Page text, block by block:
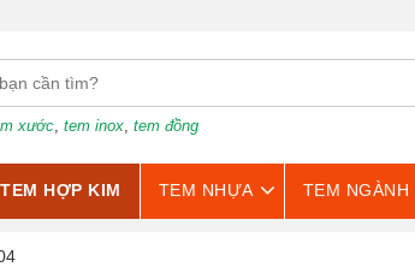
xước, tem inox, tem đồng
TEM HỢP KIM TEM NHỰA TEM NGÀNH